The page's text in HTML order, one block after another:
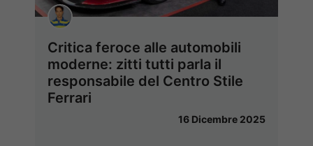
Critica feroce alle automobili
moderne: zitti tutti parla il
responsabile del Centro Stile
Ferrari
16 Dicembre 2025